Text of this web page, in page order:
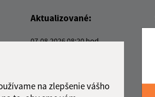
na zlepšenie vášho
Aktualizované:
07.08.2026 08:20 hod.